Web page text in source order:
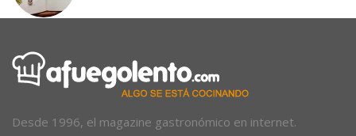
Desde 1996, el magazine gastronómico en internet.